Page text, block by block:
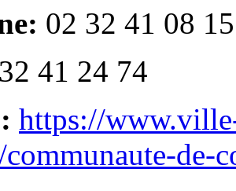
02 32 41 08 15
41 24 74
https://
de-